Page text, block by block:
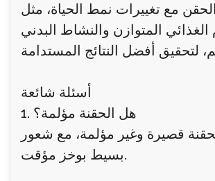
مع تغييرات نمط الحياة، مثل
الغذائي المتوازن والنشاط البدني
أسئلة شائعة
1. هل الحقنة مؤلمة؟
قصيرة وغير مؤلمة، مع شعور
بسيط بوخز مؤقت.